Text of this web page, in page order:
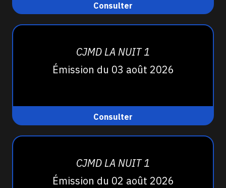
Consulter
CJMD LA NUIT 1
Émission du 03 août 2026
Consulter
CJMD LA NUIT 1
Émission du 02 août 2026